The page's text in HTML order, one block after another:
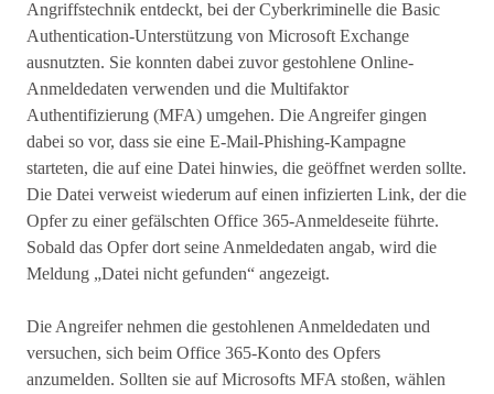
Angriffstechnik entdeckt, bei der Cyberkriminelle die Basic
Authentication-Unterstützung von Microsoft Exchange
ausnutzten. Sie konnten dabei zuvor gestohlene Online-
Anmeldedaten verwenden und die Multifaktor
Authentifizierung (MFA) umgehen. Die Angreifer gingen
dabei so vor, dass sie eine E-Mail-Phishing-Kampagne
starteten, die auf eine Datei hinwies, die geöffnet werden sollte.
Die Datei verweist wiederum auf einen infizierten Link, der die
Opfer zu einer gefälschten Office 365-Anmeldeseite führte.
Sobald das Opfer dort seine Anmeldedaten angab, wird die
Meldung „Datei nicht gefunden“ angezeigt.
Die Angreifer nehmen die gestohlenen Anmeldedaten und
versuchen, sich beim Office 365-Konto des Opfers
anzumelden. Sollten sie auf Microsofts MFA stoßen, wählen